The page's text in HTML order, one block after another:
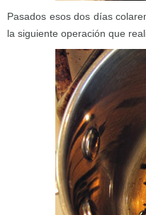
Pasados esos dos días
la siguiente operación que